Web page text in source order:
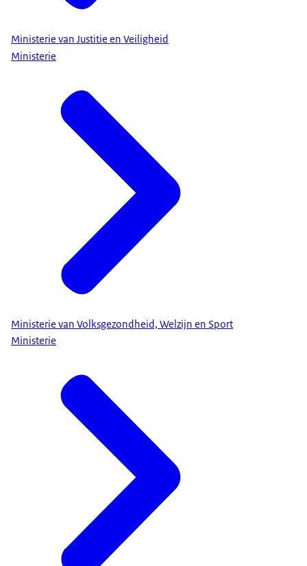
Ministerie van Justitie en Veiligheid
Ministerie
Ministerie van Volksgezondheid, Welzijn en Sport
Ministerie